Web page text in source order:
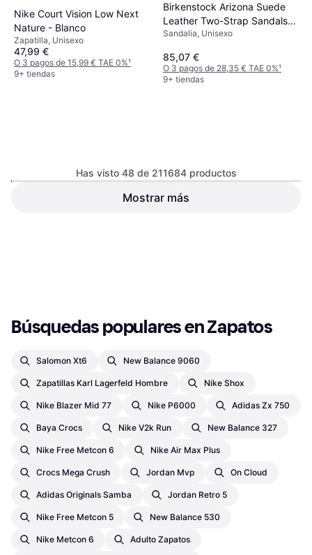
Nike Court Vision Low Next
Nature - Blanco
Zapatilla, Unisexo
47,99 €
O 3 pagos de 15,99 € TAE 0%¹
9+ tiendas
Birkenstock Arizona Suede
Leather Two-Strap Sandals -
Taupe
Sandalia, Unisexo
85,07 €
O 3 pagos de 28,35 € TAE 0%¹
9+ tiendas
New Balance 9060 -
Has visto 48 de 211684 productos
Mostrar más
Búsquedas populares en Zapatos
Salomon Xt6 New Balance 9060
Zapatillas Karl Lagerfeld Hombre Nike Shox
Nike Blazer Mid 77 Nike P6000 Adidas Zx 750
Baya Crocs Nike V2k Run New Balance 327
Nike Free Metcon 6 Nike Air Max Plus
Crocs Mega Crush Jordan Mvp On Cloud
Adidas Originals Samba Jordan Retro 5
Nike Free Metcon 5 New Balance 530
Nike Metcon 6 Adulto Zapatos